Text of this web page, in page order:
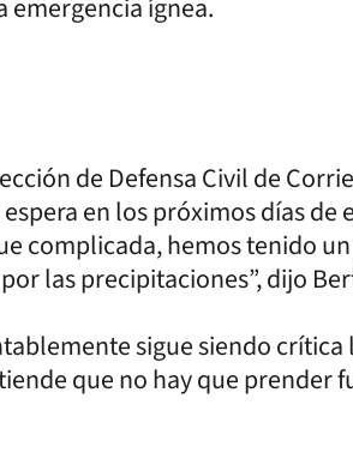
emergencia ígnea.
de Defensa Civil de
en los próximos días
complicada, hemos tenido
las precipitaciones”, dijo
sigue siendo
que no hay que prender